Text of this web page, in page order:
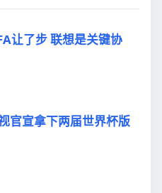
让了步 联想是关键协
官宣拿下两届世界杯版